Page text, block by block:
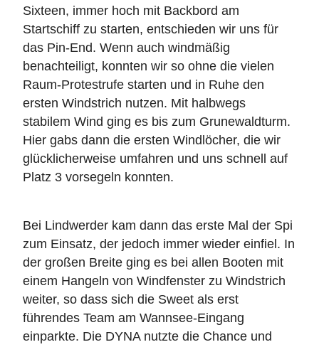
Sixteen, immer hoch mit Backbord am
Startschiff zu starten, entschieden wir uns für
das Pin-End. Wenn auch windmäßig
benachteiligt, konnten wir so ohne die vielen
Raum-Protestrufe starten und in Ruhe den
ersten Windstrich nutzen. Mit halbwegs
stabilem Wind ging es bis zum Grunewaldturm.
Hier gabs dann die ersten Windlöcher, die wir
glücklicherweise umfahren und uns schnell auf
Platz 3 vorsegeln konnten.
Bei Lindwerder kam dann das erste Mal der Spi
zum Einsatz, der jedoch immer wieder einfiel. In
der großen Breite ging es bei allen Booten mit
einem Hangeln von Windfenster zu Windstrich
weiter, so dass sich die Sweet als erst
führendes Team am Wannsee-Eingang
einparkte. Die DYNA nutzte die Chance und